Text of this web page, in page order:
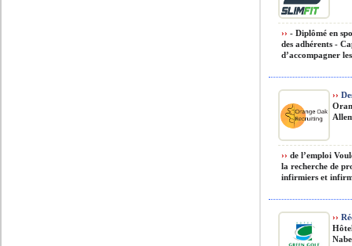
›› - Diplômé en
des adhérents -
d’accompagner
››
›› de l’emploi
la recherche de
infirmiers et
››